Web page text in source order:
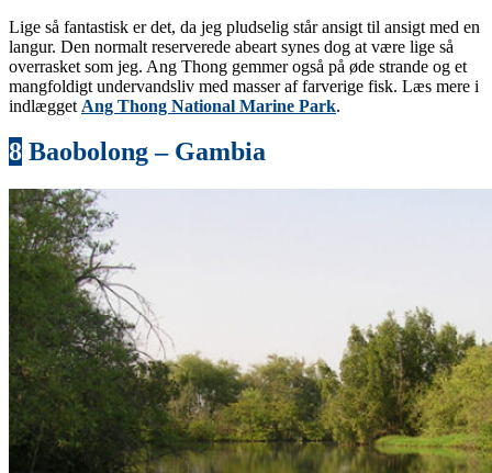
Lige så fantastisk er det, da jeg pludselig står ansigt til ansigt med en
langur. Den normalt reserverede abeart synes dog at være lige så
overrasket som jeg. Ang Thong gemmer også på øde strande og et
mangfoldigt undervandsliv med masser af farverige fisk. Læs mere i
indlægget Ang Thong National Marine Park.
8 Baobolong – Gambia